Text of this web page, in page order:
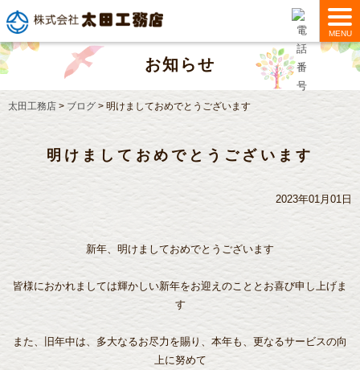
MENU
お知らせ
太田工務店 > ブログ > 明けましておめでとうございます
明けましておめでとうございます
2023年01月01日
新年、明けましておめでとうございます
皆様におかれましては輝かしい新年をお迎えのこととお喜び申し上げま
す
また、旧年中は、多大なるお尽力を賜り、本年も、更なるサービスの向
上に努めて